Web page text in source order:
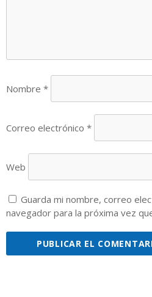
Nombre *
Correo electrónico *
Web
Guarda mi nombre, correo
navegador para la próxima vez